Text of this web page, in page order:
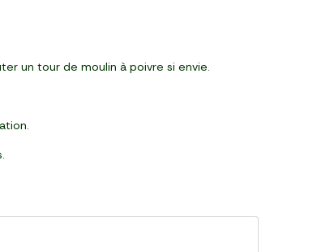
un tour de moulin à poivre si envie.